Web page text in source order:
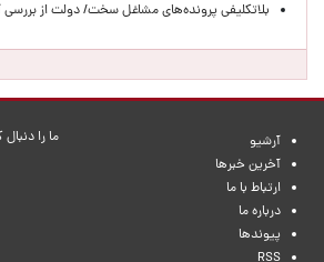
بلاتکلیفی پرونده‌های مشاغل سخت/ دولت از بررسی
آرشیو
آخرین خبرها
ارتباط با ما
درباره ما
پیوندها
ما را